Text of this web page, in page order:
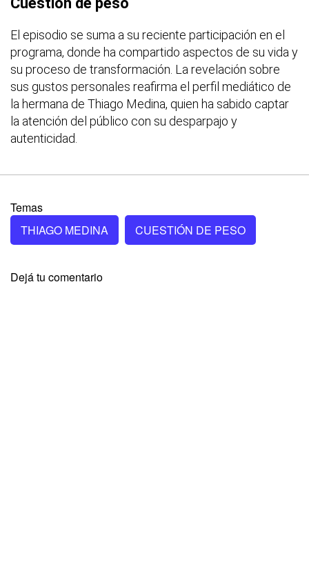
El episodio se suma a su reciente participación en el
programa, donde ha compartido aspectos de su vida y
su proceso de transformación. La revelación sobre
sus gustos personales reafirma el perfil mediático de
la hermana de Thiago Medina, quien ha sabido captar
la atención del público con su desparpajo y
autenticidad.
Temas
THIAGO MEDINA
CUESTIÓN DE PESO
Dejá tu comentario